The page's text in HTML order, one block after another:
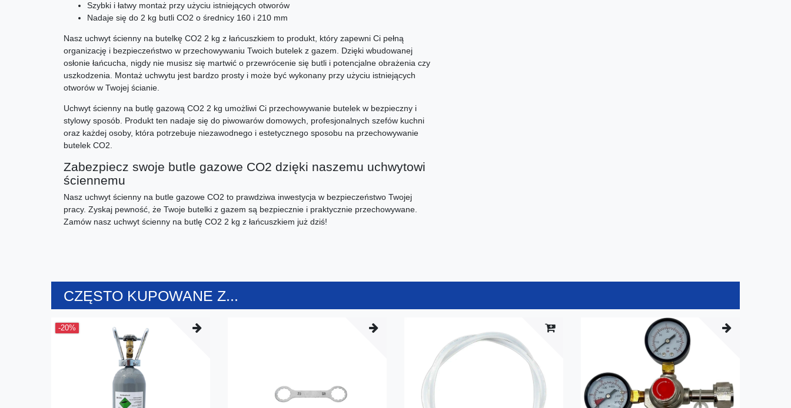
Szybki i łatwy montaż przy użyciu istniejących otworów
Nadaje się do 2 kg butli CO2 o średnicy 160 i 210 mm
Nasz uchwyt ścienny na butelkę CO2 2 kg z łańcuszkiem to produkt, który zapewni Ci pełną
organizację i bezpieczeństwo w przechowywaniu Twoich butelek z gazem. Dzięki wbudowanej
osłonie łańcucha, nigdy nie musisz się martwić o przewrócenie się butli i potencjalne obrażenia czy
uszkodzenia. Montaż uchwytu jest bardzo prosty i może być wykonany przy użyciu istniejących
otworów w Twojej ścianie.
Uchwyt ścienny na butlę gazową CO2 2 kg umożliwi Ci przechowywanie butelek w bezpieczny i
stylowy sposób. Produkt ten nadaje się do piwowarów domowych, profesjonalnych szefów kuchni
oraz każdej osoby, która potrzebuje niezawodnego i estetycznego sposobu na przechowywanie
butelek CO2.
Zabezpiecz swoje butle gazowe CO2 dzięki naszemu uchwytowi
ściennemu
Nasz uchwyt ścienny na butle gazowe CO2 to prawdziwa inwestycja w bezpieczeństwo Twojej
pracy. Zyskaj pewność, że Twoje butelki z gazem są bezpiecznie i praktycznie przechowywane.
Zamów nasz uchwyt ścienny na butlę CO2 2 kg z łańcuszkiem już dziś!
CZĘSTO KUPOWANE Z...
-20%